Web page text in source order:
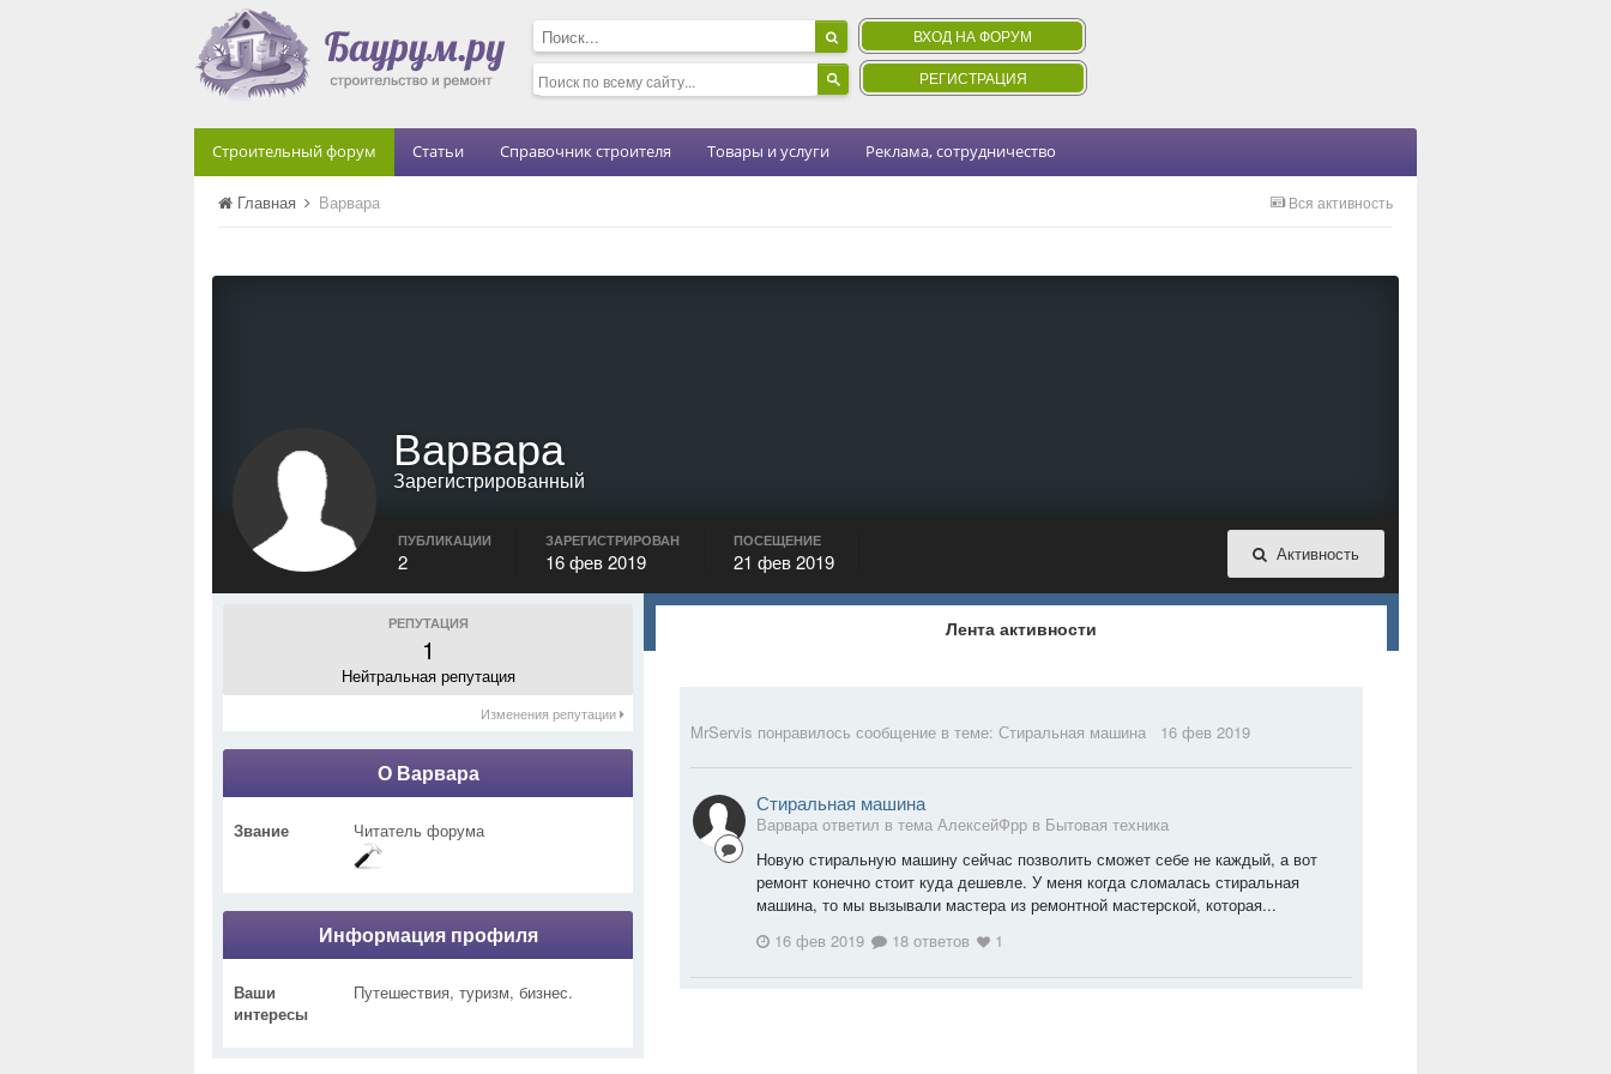
ВХОД НА ФОРУМ
РЕГИСТРАЦИЯ
Строительный форум Статьи Справочник строителя Товары и услуги Реклама, сотрудничество
Вся активность
Главная Варвара
Варвара
Зарегистрированный
Активность
ПУБЛИКАЦИИ
2
ЗАРЕГИСТРИРОВАН
16 фев 2019
ПОСЕЩЕНИЕ
21 фев 2019
РЕПУТАЦИЯ
1
Нейтральная репутация
Изменения репутации
О Варвара
Звание Читатель форума
Информация профиля
Ваши
интересы
Путешествия, туризм, бизнес.
Лента активности
MrServis понравилось сообщение в теме: Стиральная машина 16 фев 2019
Стиральная машина
Варвара ответил в тема АлексейФрр в Бытовая техника
Новую стиральную машину сейчас позволить сможет себе не каждый, а вот
ремонт конечно стоит куда дешевле. У меня когда сломалась стиральная
машина, то мы вызывали мастера из ремонтной мастерской, которая...
16 фев 2019
18 ответов 1